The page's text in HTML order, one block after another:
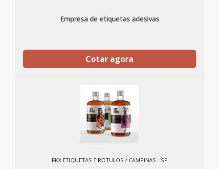
Empresa de etiquetas adesivas
Cotar agora
FKX ETIQUETAS E ROTULOS / CAMPINAS - SP